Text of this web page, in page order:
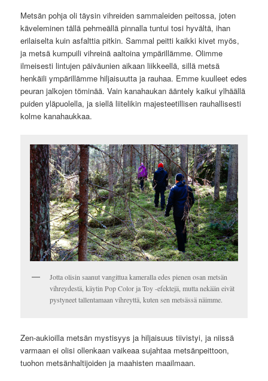
Metsän pohja oli täysin vihreiden sammaleiden peitossa, joten
käveleminen tällä pehmeällä pinnalla tuntui tosi hyvältä, ihan
erilaiselta kuin asfalttia pitkin. Sammal peitti kaikki kivet myös,
ja metsä kumpuili vihreinä aaltoina ympärillämme. Olimme
ilmeisesti lintujen päiväunien aikaan liikkeellä, sillä metsä
henkäili ympärillämme hiljaisuutta ja rauhaa. Emme kuulleet edes
peuran jalkojen töminää. Vain kanahaukan ääntely kaikui ylhäällä
puiden yläpuolella, ja siellä liitelikin majesteetillisen rauhallisesti
kolme kanahaukkaa.
Jotta olisin saanut vangittua kameralla edes pienen osan metsän
vihreydestä, käytin Pop Color ja Toy -efektejä, mutta nekään eivät
pystyneet tallentamaan vihreyttä, kuten sen metsässä näimme.
Zen-aukioilla metsän mystisyys ja hiljaisuus tiivistyi, ja niissä
varmaan ei olisi ollenkaan vaikeaa sujahtaa metsänpeittoon,
tuohon metsänhaltijoiden ja maahisten maailmaan.